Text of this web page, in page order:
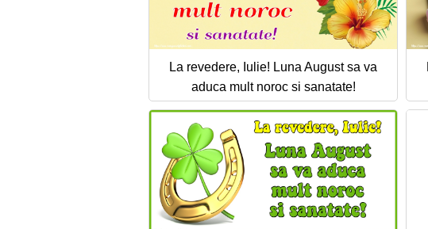
La revedere, Iulie! Luna August sa va
aduca mult noroc si sanatate!